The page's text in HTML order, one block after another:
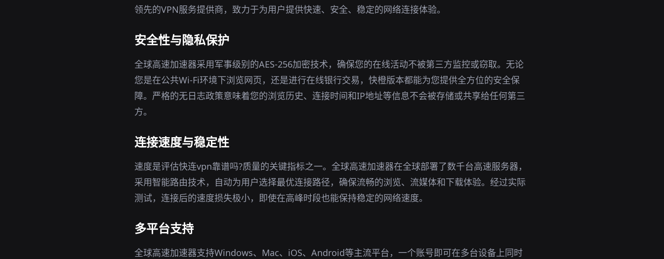
领先的VPN服务提供商，致力于为用户提供快速、安全、稳定的网络连接体验。
安全性与隐私保护
全球高速加速器采用军事级别的AES-256加密技术，确保您的在线活动不被第三方监控或窃取。无论
您是在公共Wi-Fi环境下浏览网页，还是进行在线银行交易，快橙版本都能为您提供全方位的安全保
障。严格的无日志政策意味着您的浏览历史、连接时间和IP地址等信息不会被存储或共享给任何第三
方。
连接速度与稳定性
速度是评估快连vpn靠谱吗?质量的关键指标之一。全球高速加速器在全球部署了数千台高速服务器，
采用智能路由技术，自动为用户选择最优连接路径，确保流畅的浏览、流媒体和下载体验。经过实际
测试，连接后的速度损失极小，即使在高峰时段也能保持稳定的网络速度。
多平台支持
全球高速加速器支持Windows、Mac、iOS、Android等主流平台，一个账号即可在多台设备上同时